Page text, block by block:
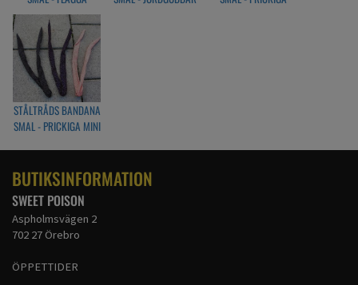
RÖD/BLÅ
STÅLTRÅDS BANDANA
SMAL - PRICKIGA MINI
BUTIKSINFORMATION
SWEET POISON
Aspholmsvägen 2
702 27 Örebro
ÖPPETTIDER